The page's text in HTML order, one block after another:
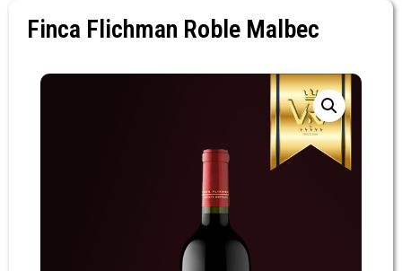
Finca Flichman Roble Malbec